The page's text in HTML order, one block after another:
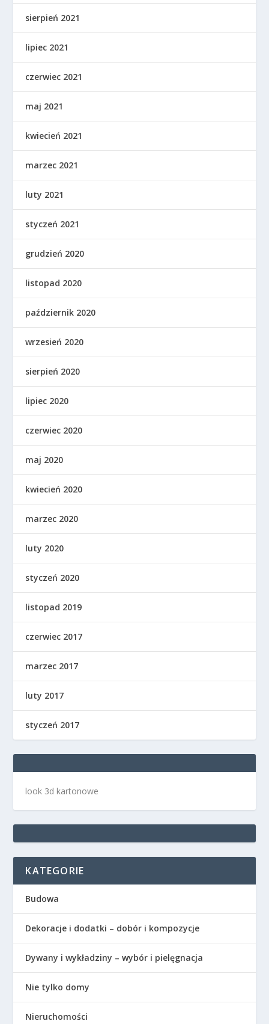
sierpień 2021
lipiec 2021
czerwiec 2021
maj 2021
kwiecień 2021
marzec 2021
luty 2021
styczeń 2021
grudzień 2020
listopad 2020
październik 2020
wrzesień 2020
sierpień 2020
lipiec 2020
czerwiec 2020
maj 2020
kwiecień 2020
marzec 2020
luty 2020
styczeń 2020
listopad 2019
czerwiec 2017
marzec 2017
luty 2017
styczeń 2017
look 3d kartonowe
KATEGORIE
Budowa
Dekoracje i dodatki – dobór i kompozycje
Dywany i wykładziny – wybór i pielęgnacja
Nie tylko domy
Nieruchomości